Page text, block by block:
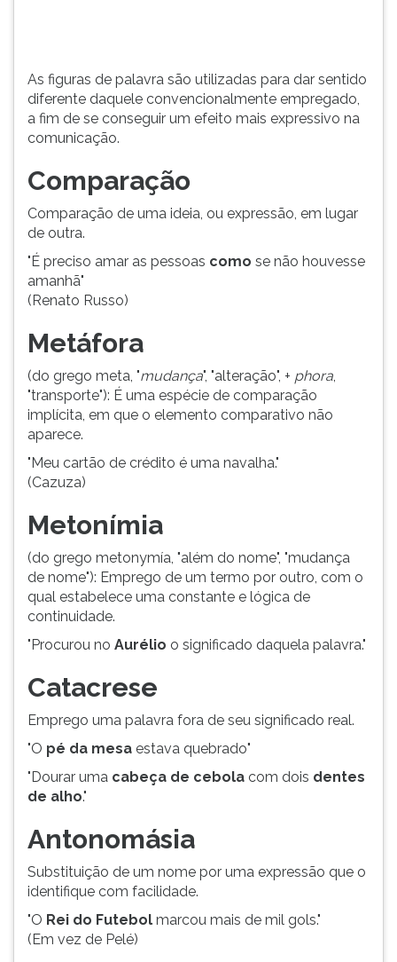
expressivo
pausar
pressione
(primeira
tecla
esquerda
continuar
pressione
(primeira
tecla
direita
menu
principal
pressione
depois
Pressione
instrução
novamente.
As figuras de palavra são utilizadas para dar sentido
diferente daquele convencionalmente empregado,
a fim de se conseguir um efeito mais expressivo na
comunicação.
Comparação
Comparação de uma ideia, ou expressão, em lugar
de outra.
"É preciso amar as pessoas como se não houvesse
amanhã"
(Renato Russo)
Metáfora
(do grego meta, "mudança", "alteração", + phora,
"transporte"): É uma espécie de comparação
implícita, em que o elemento comparativo não
aparece.
"Meu cartão de crédito é uma navalha."
(Cazuza)
Metonímia
(do grego metonymía, "além do nome", "mudança
de nome"): Emprego de um termo por outro, com o
qual estabelece uma constante e lógica de
continuidade.
"Procurou no Aurélio o significado daquela palavra."
Catacrese
Emprego uma palavra fora de seu significado real.
"O pé da mesa estava quebrado"
"Dourar uma cabeça de cebola com dois dentes
de alho."
Antonomásia
Substituição de um nome por uma expressão que o
identifique com facilidade.
"O Rei do Futebol marcou mais de mil gols."
(Em vez de Pelé)